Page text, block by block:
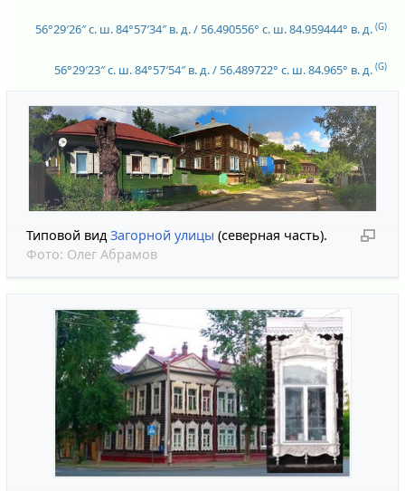
56°29′26″ с. ш.84°57′34″ в. д./ 56.490556° с. ш.84.959444° в. д. (G)
56°29′23″ с. ш.84°57′54″ в. д./ 56.489722° с. ш.84.965° в. д. (G)
Типовой видЗагорной улицы (северная часть).
Фото: Олег Абрамов